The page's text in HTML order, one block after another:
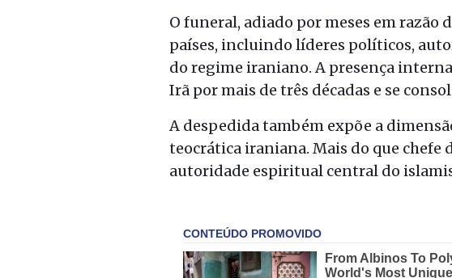
O funeral, adiado por meses em
países, incluindo líderes políticos,
do regime iraniano. A presença
Irã por mais de três décadas e se
A despedida também expõe a
teocrática iraniana. Mais do que chefe
autoridade espiritual central do